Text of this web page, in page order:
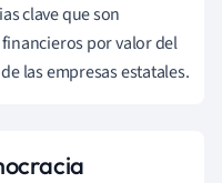
clave que son
por valor del
las empresas estatales.